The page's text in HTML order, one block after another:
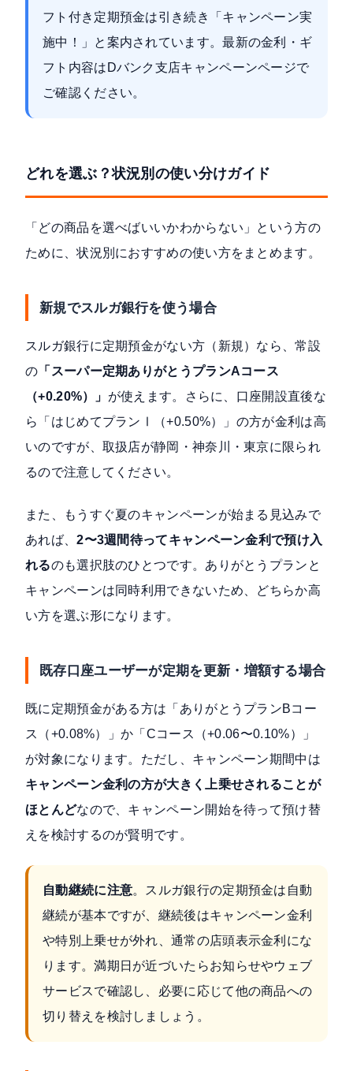
フト付き定期預金は引き続き「キャンペーン実
施中！」と案内されています。最新の金利・ギ
フト内容は Dバンク支店キャンペーンページで
ご確認ください。
どれを選ぶ？状況別の使い分けガイド
「どの商品を選べばいいかわからない」という方の
ために、状況別におすすめの使い方をまとめます。
新規でスルガ銀行を使う場合
スルガ銀行に定期預金がない方（新規）なら、常設
の 「スーパー定期ありがとうプランAコース
（+0.20%）」 が使えます。さらに、口座開設直後な
ら「はじめてプランⅠ（+0.50%）」の方が金利は高
いのですが、取扱店が静岡・神奈川・東京に限られ
るので注意してください。
また、もうすぐ夏のキャンペーンが始まる見込みで
あれば、2〜3週間待ってキャンペーン金利で預け入
れるのも選択肢のひとつです。ありがとうプランと
キャンペーンは同時利用できないため、どちらか高
い方を選ぶ形になります。
既存口座ユーザーが定期を更新・増額する場合
既に定期預金がある方は「ありがとうプランBコー
ス（+0.08%）」か「Cコース（+0.06〜0.10%）」
が対象になります。ただし、キャンペーン期間中は
キャンペーン金利の方が大きく上乗せされることが
ほとんどなので、キャンペーン開始を待って預け替
えを検討するのが賢明です。
自動継続に注意。スルガ銀行の定期預金は自動
継続が基本ですが、継続後はキャンペーン金利
や特別上乗せが外れ、通常の店頭表示金利にな
ります。満期日が近づいたらお知らせやウェブ
サービスで確認し、必要に応じて他の商品への
切り替えを検討しましょう。